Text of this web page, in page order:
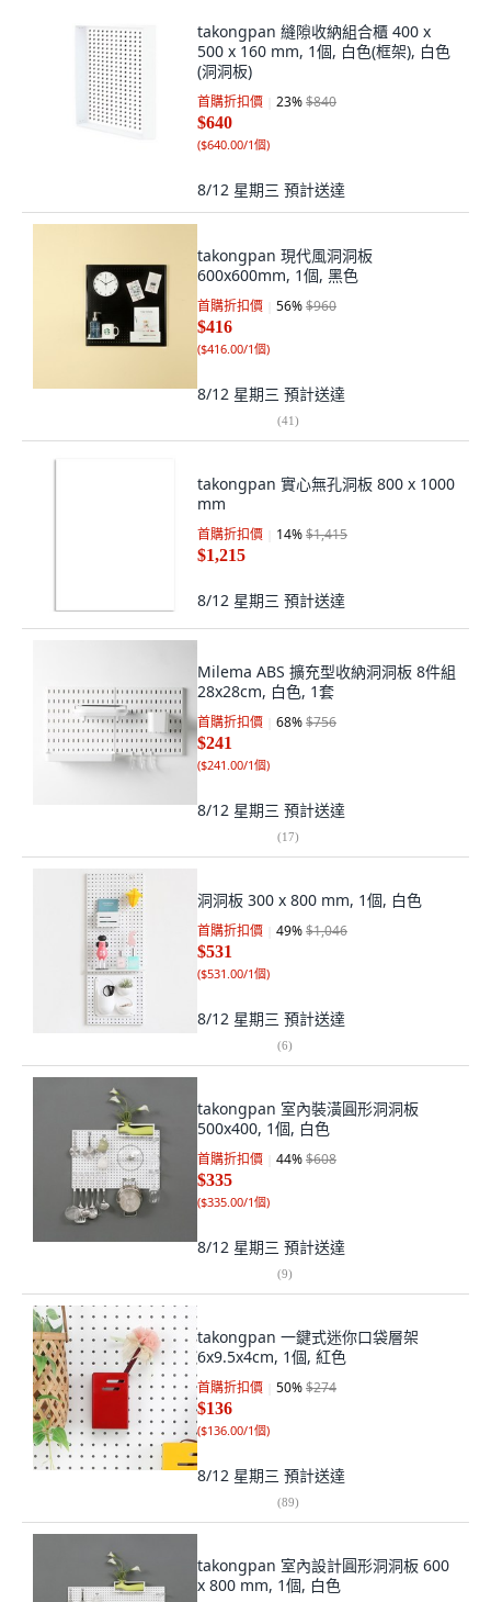
takongpan 縫隙收納組合櫃 400 x
500 x 160 mm, 1個, 白色(框架), 白色
(洞洞板)
首購折扣價 23%$840
$640
($640.00/1個)
8/12 星期三 預計送達
takongpan 現代風洞洞板
600x600mm, 1個, 黑色
首購折扣價 56%$960
$416
($416.00/1個)
8/12 星期三 預計送達
(41)
takongpan 實心無孔洞板 800 x 1000
mm
首購折扣價 14%$1,415
$1,215
8/12 星期三 預計送達
Milema ABS 擴充型收納洞洞板 8件組
28x28cm, 白色, 1套
首購折扣價 68%$756
$241
($241.00/1個)
8/12 星期三 預計送達
(17)
洞洞板 300 x 800 mm, 1個, 白色
首購折扣價 49%$1,046
$531
($531.00/1個)
8/12 星期三 預計送達
(6)
takongpan 室內裝潢圓形洞洞板
500x400, 1個, 白色
首購折扣價 44%$608
$335
($335.00/1個)
8/12 星期三 預計送達
(9)
takongpan 一鍵式迷你口袋層架
6x9.5x4cm, 1個, 紅色
首購折扣價 50%$274
$136
($136.00/1個)
8/12 星期三 預計送達
(89)
takongpan 室內設計圓形洞洞板 600
x 800 mm, 1個, 白色